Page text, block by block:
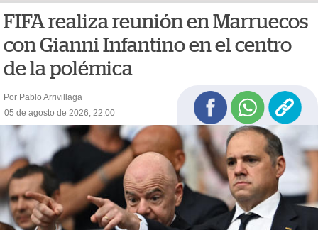
FIFA realiza reunión en Marruecos
con Gianni Infantino en el centro
de la polémica
Por Pablo Arrivillaga
05 de agosto de 2026, 22:00